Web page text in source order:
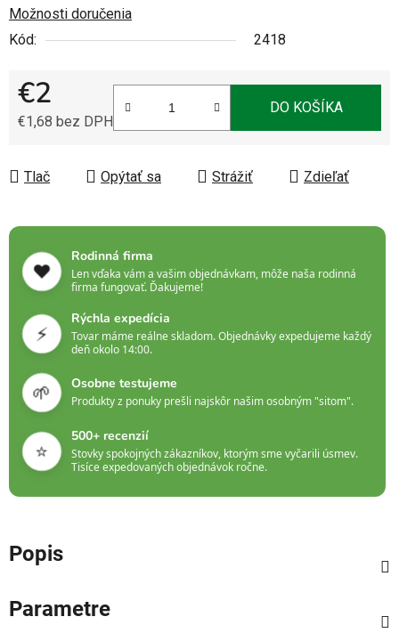
Možnosti doručenia
Kód:
2418
€2
€1,68 bez DPH
DO KOŠÍKA
Tlač Opýtať sa Strážiť Zdieľať
❤️
Rodinná firma
Len vďaka vám a vašim objednávkam, môže naša rodinná
firma fungovať. Ďakujeme!
⚡
Rýchla expedícia
Tovar máme reálne skladom. Objednávky expedujeme každý
deň okolo 14:00.
🌱 Osobne testujeme
Produkty z ponuky prešli najskôr našim osobným "sitom".
⭐
500+ recenzií
Stovky spokojných zákazníkov, ktorým sme vyčarili úsmev.
Tisíce expedovaných objednávok ročne.
Popis
Parametre